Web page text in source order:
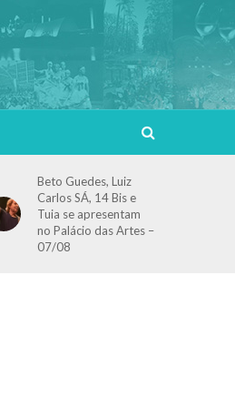
Beto Guedes, Luiz
Carlos SÁ, 14 Bis e
Tuia se apresentam
no Palácio das Artes –
07/08